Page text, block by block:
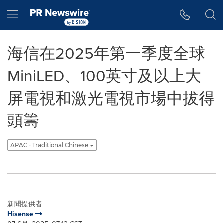
Hamburger menu
海信在2025年第一季度全球
MiniLED、100英寸及以上大
屏電視和激光電視市場中拔得
頭籌
APAC - Traditional Chinese
新聞提供者
Hisense